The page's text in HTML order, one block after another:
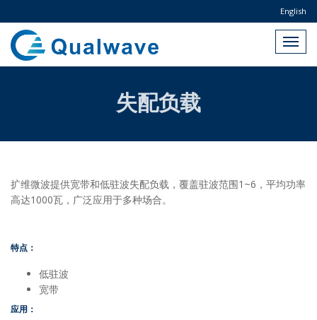
English
失配负载
扩维微波提供宽带和低驻波失配负载，覆盖驻波范围1~6，平均功率
高达1000瓦，广泛应用于多种场合。
特点：
低驻波
宽带
应用：